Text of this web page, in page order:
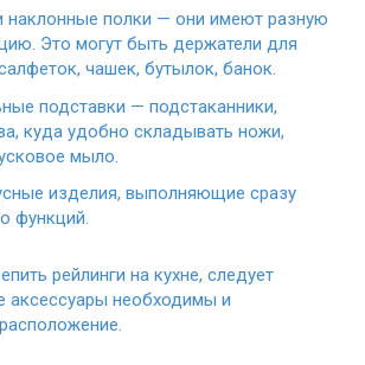
наклонные полки — они имеют разную
Это могут быть держатели для
чашек, бутылок, банок.
подставки — подстаканники,
куда удобно складывать ножи,
мыло.
изделия, выполняющие сразу
функций.
рейлинги на кухне, следует
аксессуары необходимы и